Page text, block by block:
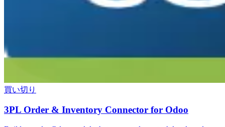
買い切り
3PL Order & Inventory Connector for Odoo